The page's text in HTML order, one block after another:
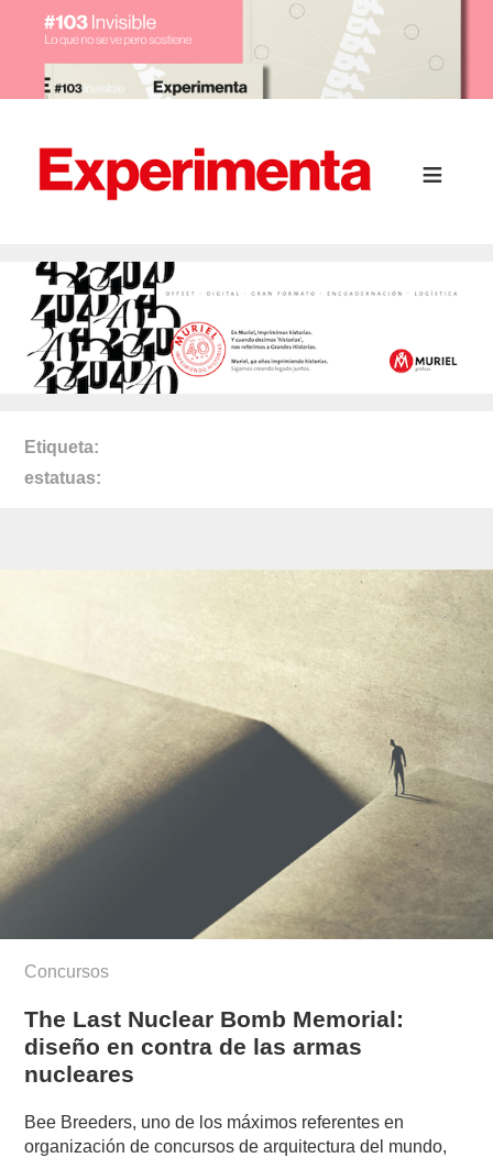
Etiqueta
estatuas
Concursos
The Last Nuclear Bomb Memorial:
diseño en contra de las armas
nucleares
Bee Breeders, uno de los máximos referentes en
organización de concursos de arquitectura del mundo,